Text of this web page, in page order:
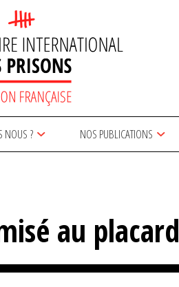
NOUS ? NOS PUBLICATIONS
au placard